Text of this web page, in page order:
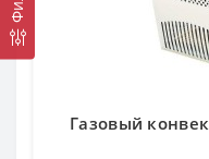
Газовый